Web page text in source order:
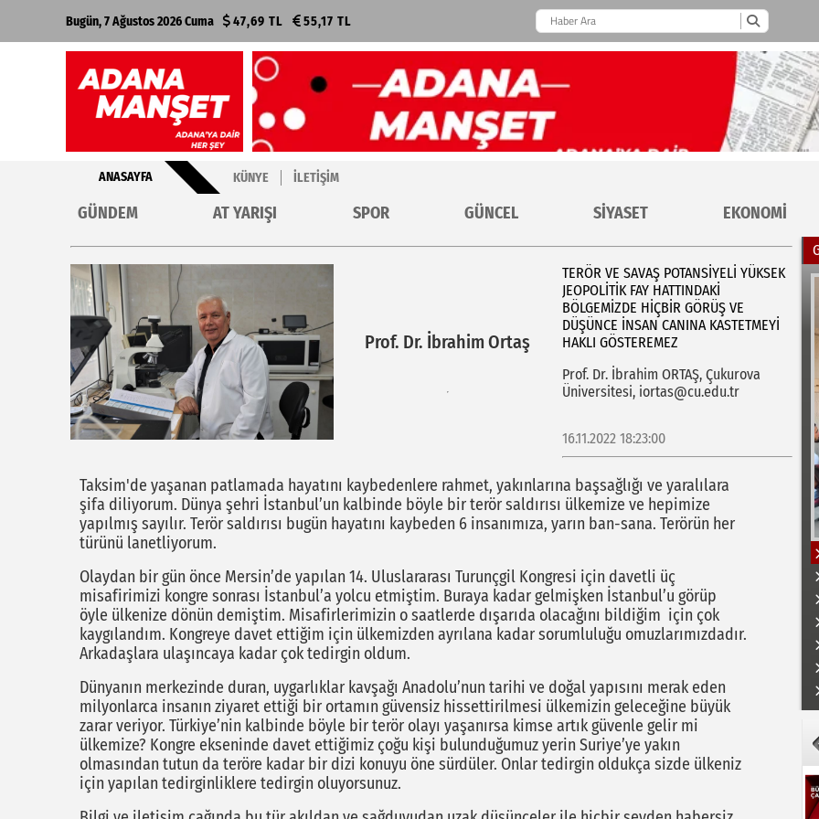
Bugün, 7 Ağustos 2026 Cuma 47,69 TL 55,17 TL
ANASAYFA KÜNYE İLETIŞIM
GÜNDEM AT YARIŞI SPOR GÜNCEL SİYASET EKONOMİ
Prof. Dr. İbrahim Ortaş
TERÖR VE SAVAŞ POTANSIYELI YÜKSEK
JEOPOLITIK FAY HATTINDAKI
BÖLGEMIZDE HIÇBIR GÖRÜŞ VE
DÜŞÜNCE İNSAN CANINA KASTETMEYI
HAKLI GÖSTEREMEZ
Prof. Dr. İbrahim ORTAŞ, Çukurova
Üniversitesi, iortas@cu.edu.tr
16.11.2022 18:23:00
Taksim'de yaşanan patlamada hayatını kaybedenlere rahmet, yakınlarına başsağlığı ve yaralılara
şifa diliyorum. Dünya şehri İstanbul’un kalbinde böyle bir terör saldırısı ülkemize ve hepimize
yapılmış sayılır. Terör saldırısı bugün hayatını kaybeden 6 insanımıza, yarın ban-sana. Terörün her
türünü lanetliyorum.
Olaydan bir gün önce Mersin’de yapılan 14. Uluslararası Turunçgil Kongresi için davetli üç
misafirimizi kongre sonrası İstanbul’a yolcu etmiştim. Buraya kadar gelmişken İstanbul’u görüp
öyle ülkenize dönün demiştim. Misafirlerimizin o saatlerde dışarıda olacağını bildiğim için çok
kaygılandım. Kongreye davet ettiğim için ülkemizden ayrılana kadar sorumluluğu omuzlarımızdadır.
Arkadaşlara ulaşıncaya kadar çok tedirgin oldum.
Dünyanın merkezinde duran, uygarlıklar kavşağı Anadolu’nun tarihi ve doğal yapısını merak eden
milyonlarca insanın ziyaret ettiği bir ortamın güvensiz hissettirilmesi ülkemizin geleceğine büyük
zarar veriyor. Türkiye’nin kalbinde böyle bir terör olayı yaşanırsa kimse artık güvenle gelir mi
ülkemize? Kongre ekseninde davet ettiğimiz çoğu kişi bulunduğumuz yerin Suriye’ye yakın
olmasından tutun da teröre kadar bir dizi konuyu öne sürdüler. Onlar tedirgin oldukça sizde ülkeniz
için yapılan tedirginliklere tedirgin oluyorsunuz.